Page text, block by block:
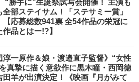
“勝手に”生誕祭試写会開催！ 主演も
全部ステイサム！「ステサミー賞」
【応募総数941票 全54作品の栄冠に
作品とはー!?】
淳一原作＆娘・渡邉直子監督》“女性
真摯に描く意欲作に黒木瞳・西岡德
田羊が出演決定！《映画『月がみて